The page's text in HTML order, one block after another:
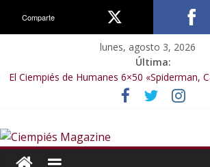
lunes, agosto 3, 2026
Última:
El Ciempiés de Humanes 6×50 «Spiderman,
final de la sexta temporada»
El Ciempiés de Humanes 6×49 «Kiritaaaaa»
El Ciempiés de Humanes 6×47 «De nada por
El Ciempiés de Humanes 6×46 «Ciudadano
Comparte